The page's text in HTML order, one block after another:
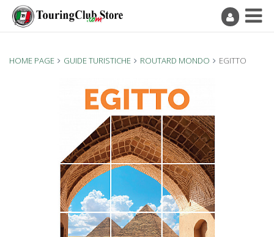
HOME PAGE GUIDE TURISTICHE ROUTARD MONDO EGITTO